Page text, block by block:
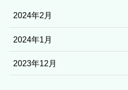
2024年2月
2024年1月
2023年12月